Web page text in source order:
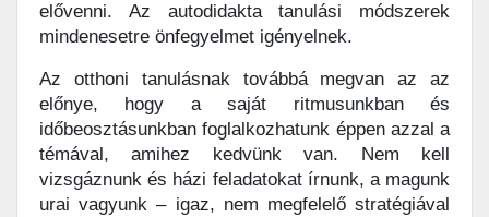
elővenni. Az autodidakta tanulási módszerek
mindenesetre önfegyelmet igényelnek.
Az otthoni tanulásnak továbbá megvan az az
előnye, hogy a saját ritmusunkban és
időbeosztásunkban foglalkozhatunk éppen azzal a
témával, amihez kedvünk van. Nem kell
vizsgáznunk és házi feladatokat írnunk, a magunk
urai vagyunk – igaz, nem megfelelő stratégiával